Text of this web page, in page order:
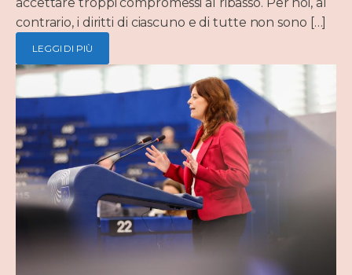
contrario, i diritti di ciascuno e di tutte non sono […]
LEGGI DI PIÙ